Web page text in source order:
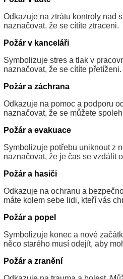
Odkazuje na ztrátu kontroly nad
naznačovat, že se cítíte ztraceni.
Požár v kanceláři
Symbolizuje stres a tlak v
naznačovat, že se cítíte přetíženi.
Požár a záchrana
Odkazuje na pomoc a podporu
naznačovat, že se můžete
Požár a evakuace
Symbolizuje potřebu uniknout z
naznačovat, že je čas se vzdálit
Požár a hasiči
Odkazuje na ochranu a
máte kolem sebe lidi, kteří vás
Požár a popel
Symbolizuje konec a nové
něco starého musí odejít, aby
Požár a zranění